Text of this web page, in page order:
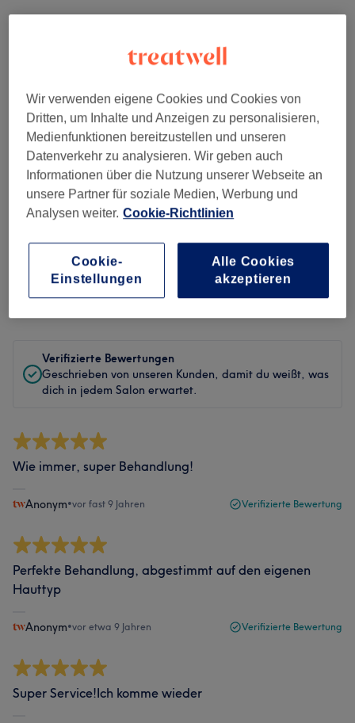
Ambiente
Sauberkeit
Bewertungen filtern
Verifizierte Bewertungen
Geschrieben von unseren Kunden, damit du weißt, was
dich in jedem Salon erwartet.
Wie immer, super Behandlung!
Anonym•vor fast 9 Jahren Verifizierte Bewertung
Perfekte Behandlung, abgestimmt auf den eigenen
Hauttyp
Anonym•vor etwa 9 Jahren Verifizierte Bewertung
Super Service!Ich komme wieder
Wir verwenden eigene Cookies und Cookies von
Dritten, um Inhalte und Anzeigen zu personalisieren,
Medienfunktionen bereitzustellen und unseren
Datenverkehr zu analysieren. Wir geben auch
Informationen über die Nutzung unserer Webseite an
unsere Partner für soziale Medien, Werbung und
Analysen weiter. Cookie-Richtlinien
Cookie-
Einstellungen
Alle Cookies
akzeptieren